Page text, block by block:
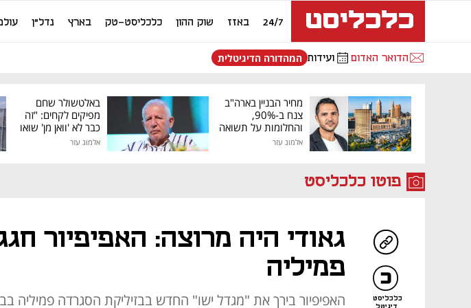
24/7 באזז שוק ההון כלכליסט-טק בארץ נדל"ן
הדואר האדום ועידות המהדורה הדיגיטלית
מחיר הבניין בארה"ב
צנח ב-90%,
והחלומות על תשואה
גבוהה התנפצו
אלמוג עזר
באלטשולר שחם
מפיקים לקחים: "זה
כבר לא 'וואן מן' שואו
של גילעד"
אלמוג עזר
פוטו כלכליסט
כלכליסט
גאודי היה מרוצה: האפיפיור
פמיליה